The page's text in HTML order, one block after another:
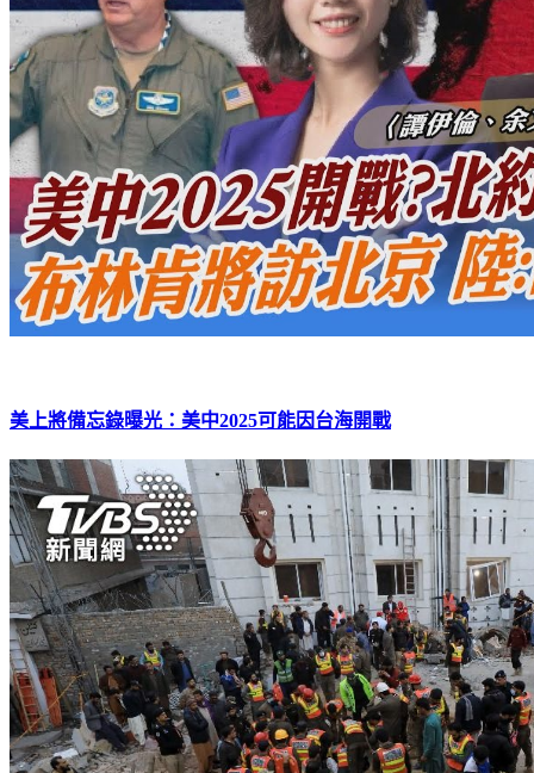
美上將備忘錄曝光：美中2025可能因台海開戰